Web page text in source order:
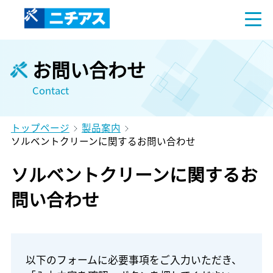
お問い合わせ
Contact
トップページ
製品案内
ソルベントクリーンに関するお問い合わせ
ソルベントクリーンに関するお
問い合わせ
以下のフォームに必要事項をご入力いただき、